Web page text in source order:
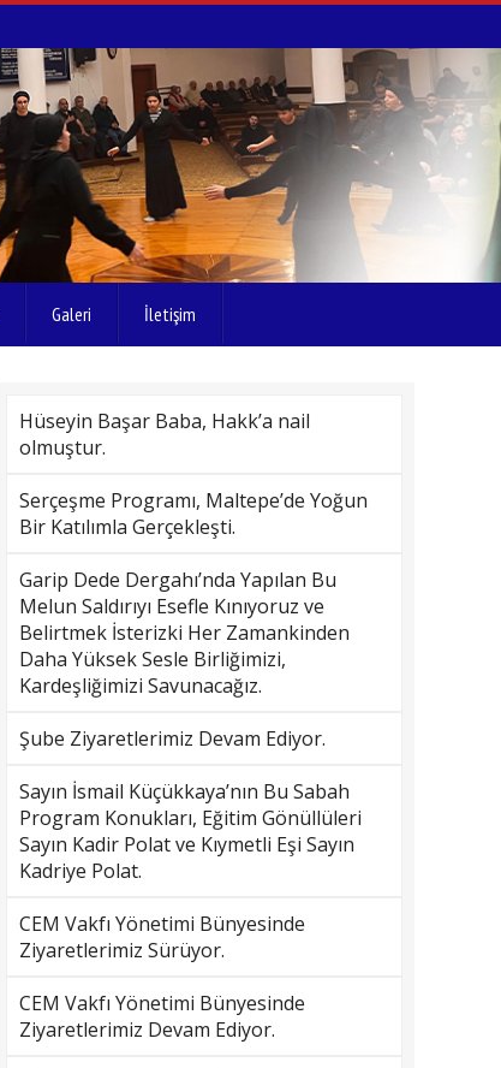
Galeri İletişim
Hüseyin Başar Baba, Hakk’a nail
olmuştur.
Serçeşme Programı, Maltepe’de Yoğun
Bir Katılımla Gerçekleşti.
Garip Dede Dergahı’nda Yapılan Bu
Melun Saldırıyı Esefle Kınıyoruz ve
Belirtmek İsterizki Her Zamankinden
Daha Yüksek Sesle Birliğimizi,
Kardeşliğimizi Savunacağız.
Şube Ziyaretlerimiz Devam Ediyor.
Sayın İsmail Küçükkaya’nın Bu Sabah
Program Konukları, Eğitim Gönüllüleri
Sayın Kadir Polat ve Kıymetli Eşi Sayın
Kadriye Polat.
CEM Vakfı Yönetimi Bünyesinde
Ziyaretlerimiz Sürüyor.
CEM Vakfı Yönetimi Bünyesinde
Ziyaretlerimiz Devam Ediyor.